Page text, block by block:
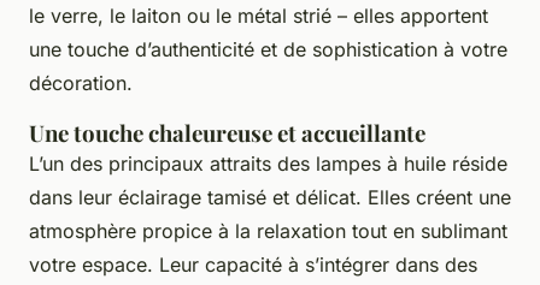
le verre, le laiton ou le métal strié – elles apportent
une touche d’authenticité et de sophistication à votre
décoration.
Une touche chaleureuse et accueillante
L’un des principaux attraits des lampes à huile réside
dans leur éclairage tamisé et délicat. Elles créent une
atmosphère propice à la relaxation tout en sublimant
votre espace. Leur capacité à s’intégrer dans des